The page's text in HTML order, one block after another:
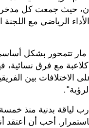
حيث جمعت كل
الرياضي مع اللجنة
مار تتمحور بشكل
كلاعبة مع فرق
الاختلافات بين
لياقة بدنية منذ
أحب أن أعتقد